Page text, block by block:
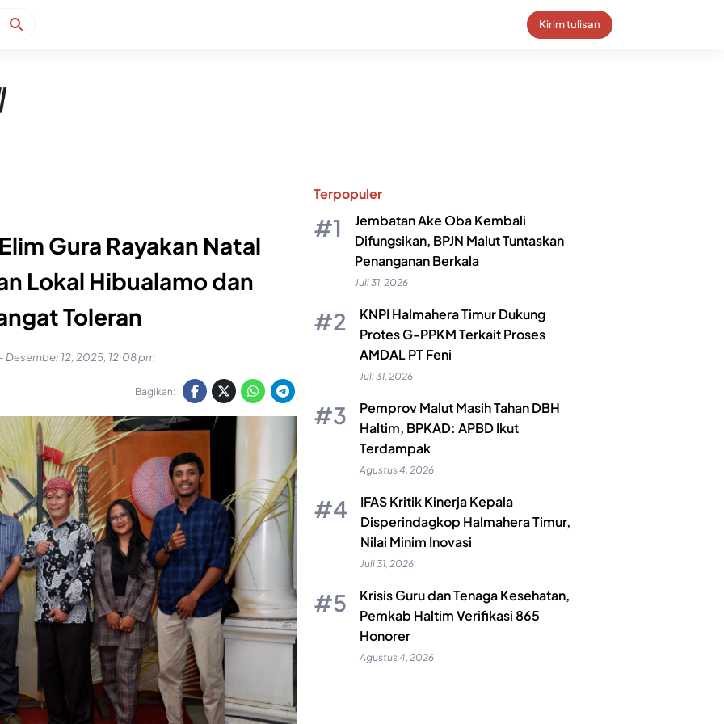
Kirim tulisan
Gura Rayakan Natal
Lokal Hibualamo dan
Toleran
Desember 12, 2025, 12:08 pm
Bagikan:
Terpopuler
Jembatan Ake Oba Kembali
Difungsikan, BPJN Malut Tuntaskan
Penanganan Berkala
Juli 31, 2026
KNPI Halmahera Timur Dukung
Protes G-PPKM Terkait Proses
AMDAL PT Feni
Juli 31, 2026
Pemprov Malut Masih Tahan DBH
Haltim, BPKAD: APBD Ikut
Terdampak
Agustus 4, 2026
IFAS Kritik Kinerja Kepala
Disperindagkop Halmahera Timur,
Nilai Minim Inovasi
Juli 31, 2026
Krisis Guru dan Tenaga Kesehatan,
Pemkab Haltim Verifikasi 865
Honorer
Agustus 4, 2026